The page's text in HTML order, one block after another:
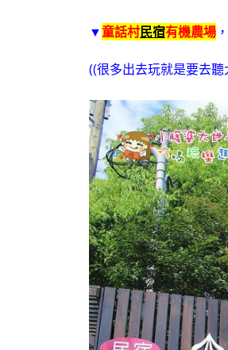
▼童話村民宿有機農場
((很多出去玩就是要去